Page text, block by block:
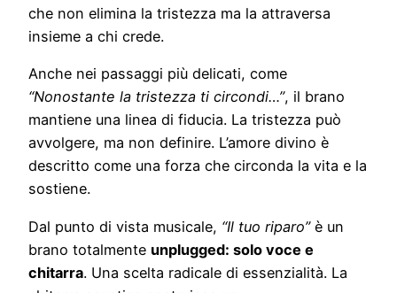
che non elimina la tristezza ma la attraversa
insieme a chi crede.
Anche nei passaggi più delicati, come
“Nonostante la tristezza ti circondi…”, il brano
mantiene una linea di fiducia. La tristezza può
avvolgere, ma non definire. L’amore divino è
descritto come una forza che circonda la vita e la
sostiene.
Dal punto di vista musicale, “Il tuo riparo”è un
brano totalmente unplugged: solo voce e
chitarra. Una scelta radicale di essenzialità. La